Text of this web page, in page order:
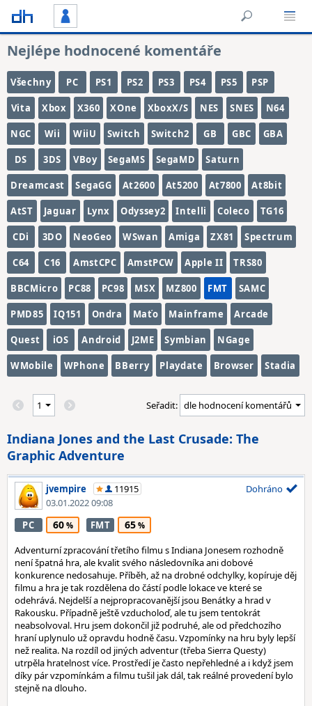
Nejlépe hodnocené komentáře
Všechny PC PS1 PS2 PS3 PS4 PS5 PSP
Vita Xbox X360 XOne XboxX/S NES SNES N64
NGC Wii WiiU Switch Switch2 GB GBC GBA
DS 3DS VBoy SegaMS SegaMD Saturn
Dreamcast SegaGG At2600 At5200 At7800 At8bit
AtST Jaguar Lynx Odyssey2 Intelli Coleco TG16
CDi 3DO NeoGeo WSwan Amiga ZX81 Spectrum
C64 C16 AmstCPC AmstPCW Apple II TRS80
BBCMicro PC88 PC98 MSX MZ800 FMT SAMC
PMD85 IQ151 Ondra Maťo Mainframe Arcade
Quest iOS Android J2ME Symbian NGage
WMobile WPhone BBerry Playdate Browser Stadia
Seřadit:
Indiana Jones and the Last Crusade: The
Graphic Adventure
jvempire
11915
03.01.2022 09:08
Dohráno
PC 60 FMT 65
Adventurní zpracování třetího filmu s Indiana Jonesem rozhodně
není špatná hra, ale kvalit svého následovníka ani dobové
konkurence nedosahuje. Příběh, až na drobné odchylky, kopíruje děj
filmu a hra je tak rozdělena do částí podle lokace ve které se
odehrává. Nejdelší a nejpropracovanější jsou Benátky a hrad v
Rakousku. Případně ještě vzducholoď, ale tu jsem tentokrát
neabsolvoval. Hru jsem dokončil již podruhé, ale od předchozího
hraní uplynulo už opravdu hodně času. Vzpomínky na hru byly lepší
než realita. Na rozdíl od jiných adventur (třeba Sierra Questy)
utrpěla hratelnost více. Prostředí je často nepřehledné a i když jsem
díky pár vzpomínkám a filmu tušil jak dál, tak reálné provedení bylo
stejně na dlouho.